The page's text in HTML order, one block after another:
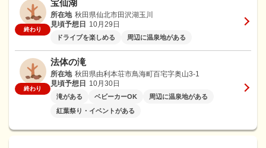
終わり
宝仙湖
所在地 秋田県仙北市田沢湖玉川
見頃予想日
10月29日
ドライブを楽しめる 周辺に温泉地がある
終わり
法体の滝
所在地 秋田県由利本荘市鳥海町百宅字奥山3-1
見頃予想日
10月30日
滝がある ベビーカーOK
周辺に温泉地がある
紅葉祭り・イベントがある